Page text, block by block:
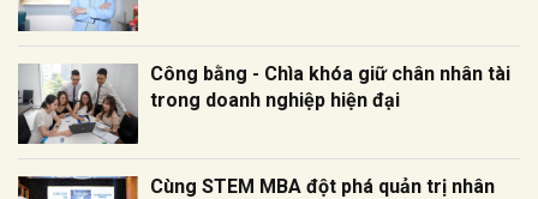
Công bằng - Chìa khóa giữ chân nhân tài
trong doanh nghiệp hiện đại
Cùng STEM MBA đột phá quản trị nhân